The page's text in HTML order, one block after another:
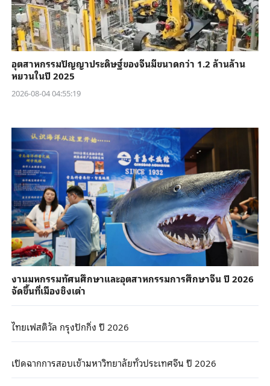
อุตสาหกรรมปัญญาประดิษฐ์ของจีนมีขนาดกว่า 1.2 ล้านล้าน
หยวนในปี 2025
2026-08-04 04:55:19
งานมหกรรมทัศนศึกษาและอุตสาหกรรมการศึกษาจีน ปี 2026
จัดขึ้นที่เมืองชิงเต่า
ไทยเฟสติวัล กรุงปักกิ่ง ปี 2026
เปิดฉากการสอบเข้ามหาวิทยาลัยทั่วประเทศจีน ปี 2026